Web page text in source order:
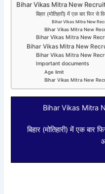
Bihar Vikas Mitra New
बिहार (मोतिहारी) में एक बार फिर
Bihar Vikas Mitra New
Bihar Vikas Mitra New
Bihar Vikas Mitra New
Bihar Vikas Mitra New
Bihar Vikas Mitra New
Important documents
Age limit
Bihar Vikas Mitra New
Bihar Vikas Mitra
बिहार (मोतिहारी) में एक बार